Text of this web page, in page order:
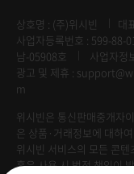
상호명 : (주)위시빈 대
사업자등록번호 : 599-88-
남-05908호
사업자정
광고 및 제휴 :
m
위시빈은 통신판매중개자
은 상품·거래정보에 대하
위시빈 서비스의 모든 콘
혹은 사용 시 법적 책임이